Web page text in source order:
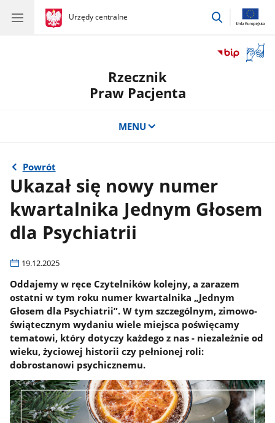
gov.pl
Urzędy centralne
gov.pl
Urzędy
przejdź
okno
Rzecznik
Praw Pacjenta
MENU
Powrót
Ukazał się nowy numer
kwartalnika Jednym Głosem
dla Psychiatrii
19.12.2025
Oddajemy w ręce Czytelników kolejny, a zarazem
ostatni w tym roku numer kwartalnika „Jednym
Głosem dla Psychiatrii”. W tym szczególnym, zimowo-
świątecznym wydaniu wiele miejsca poświęcamy
tematowi, który dotyczy każdego z nas - niezależnie od
wieku, życiowej historii czy pełnionej roli:
dobrostanowi psychicznemu.